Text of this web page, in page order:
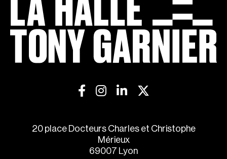
20 place Docteurs Charles et Christophe
Mérieux
69007 Lyon